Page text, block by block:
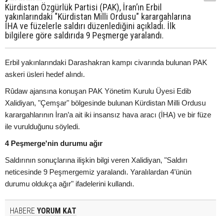
Kürdistan Özgürlük Partisi (PAK), İran’ın Erbil
yakınlarındaki "Kürdistan Milli Ordusu" karargahlarına
İHA ve füzelerle saldırı düzenlediğini açıkladı. İlk
bilgilere göre saldırıda 9 Peşmerge yaralandı.
Erbil yakınlarındaki Darashakran kampı civarında bulunan PAK
askeri üsleri hedef alındı.
Rûdaw ajansına konuşan PAK Yönetim Kurulu Üyesi Edib
Xalidiyan, "Çemşar" bölgesinde bulunan Kürdistan Milli Ordusu
karargahlarının İran’a ait iki insansız hava aracı (İHA) ve bir füze
ile vurulduğunu söyledi.
4 Peşmerge'nin durumu ağır
Saldırının sonuçlarına ilişkin bilgi veren Xalidiyan, "Saldırı
neticesinde 9 Peşmergemiz yaralandı. Yaralılardan 4’ünün
durumu oldukça ağır" ifadelerini kullandı.
HABERE YORUM KAT